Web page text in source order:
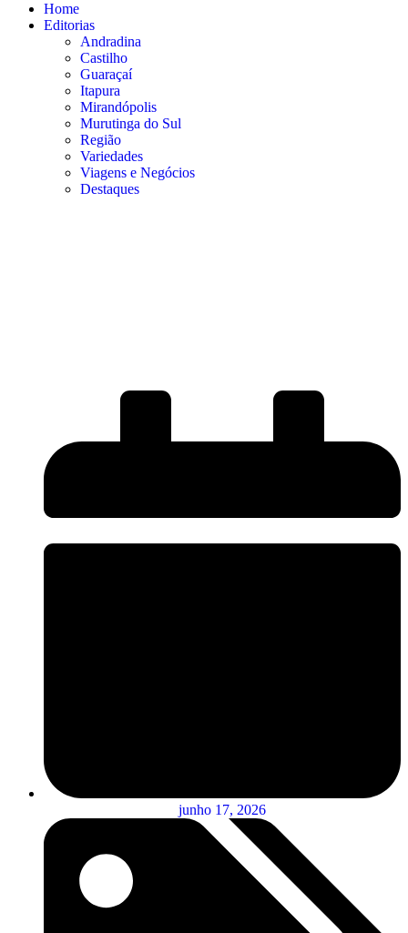
Home
Editorias
Andradina
Castilho
Guaraçaí
Itapura
Mirandópolis
Murutinga do Sul
Região
Variedades
Viagens e Negócios
Destaques
junho 17, 2026